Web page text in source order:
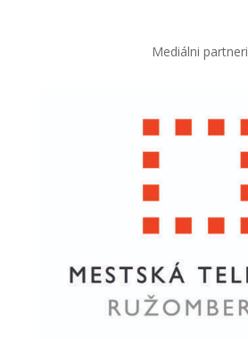
Mediálni partneri